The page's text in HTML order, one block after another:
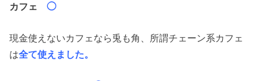
カフェ◯
現金使えないカフェなら兎も角、所謂チェーン系カフェ
は全て使えました。